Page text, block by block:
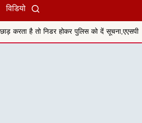
विडियो
पुलिस को दें सूचना,एएसपी अनु बेनिवाल